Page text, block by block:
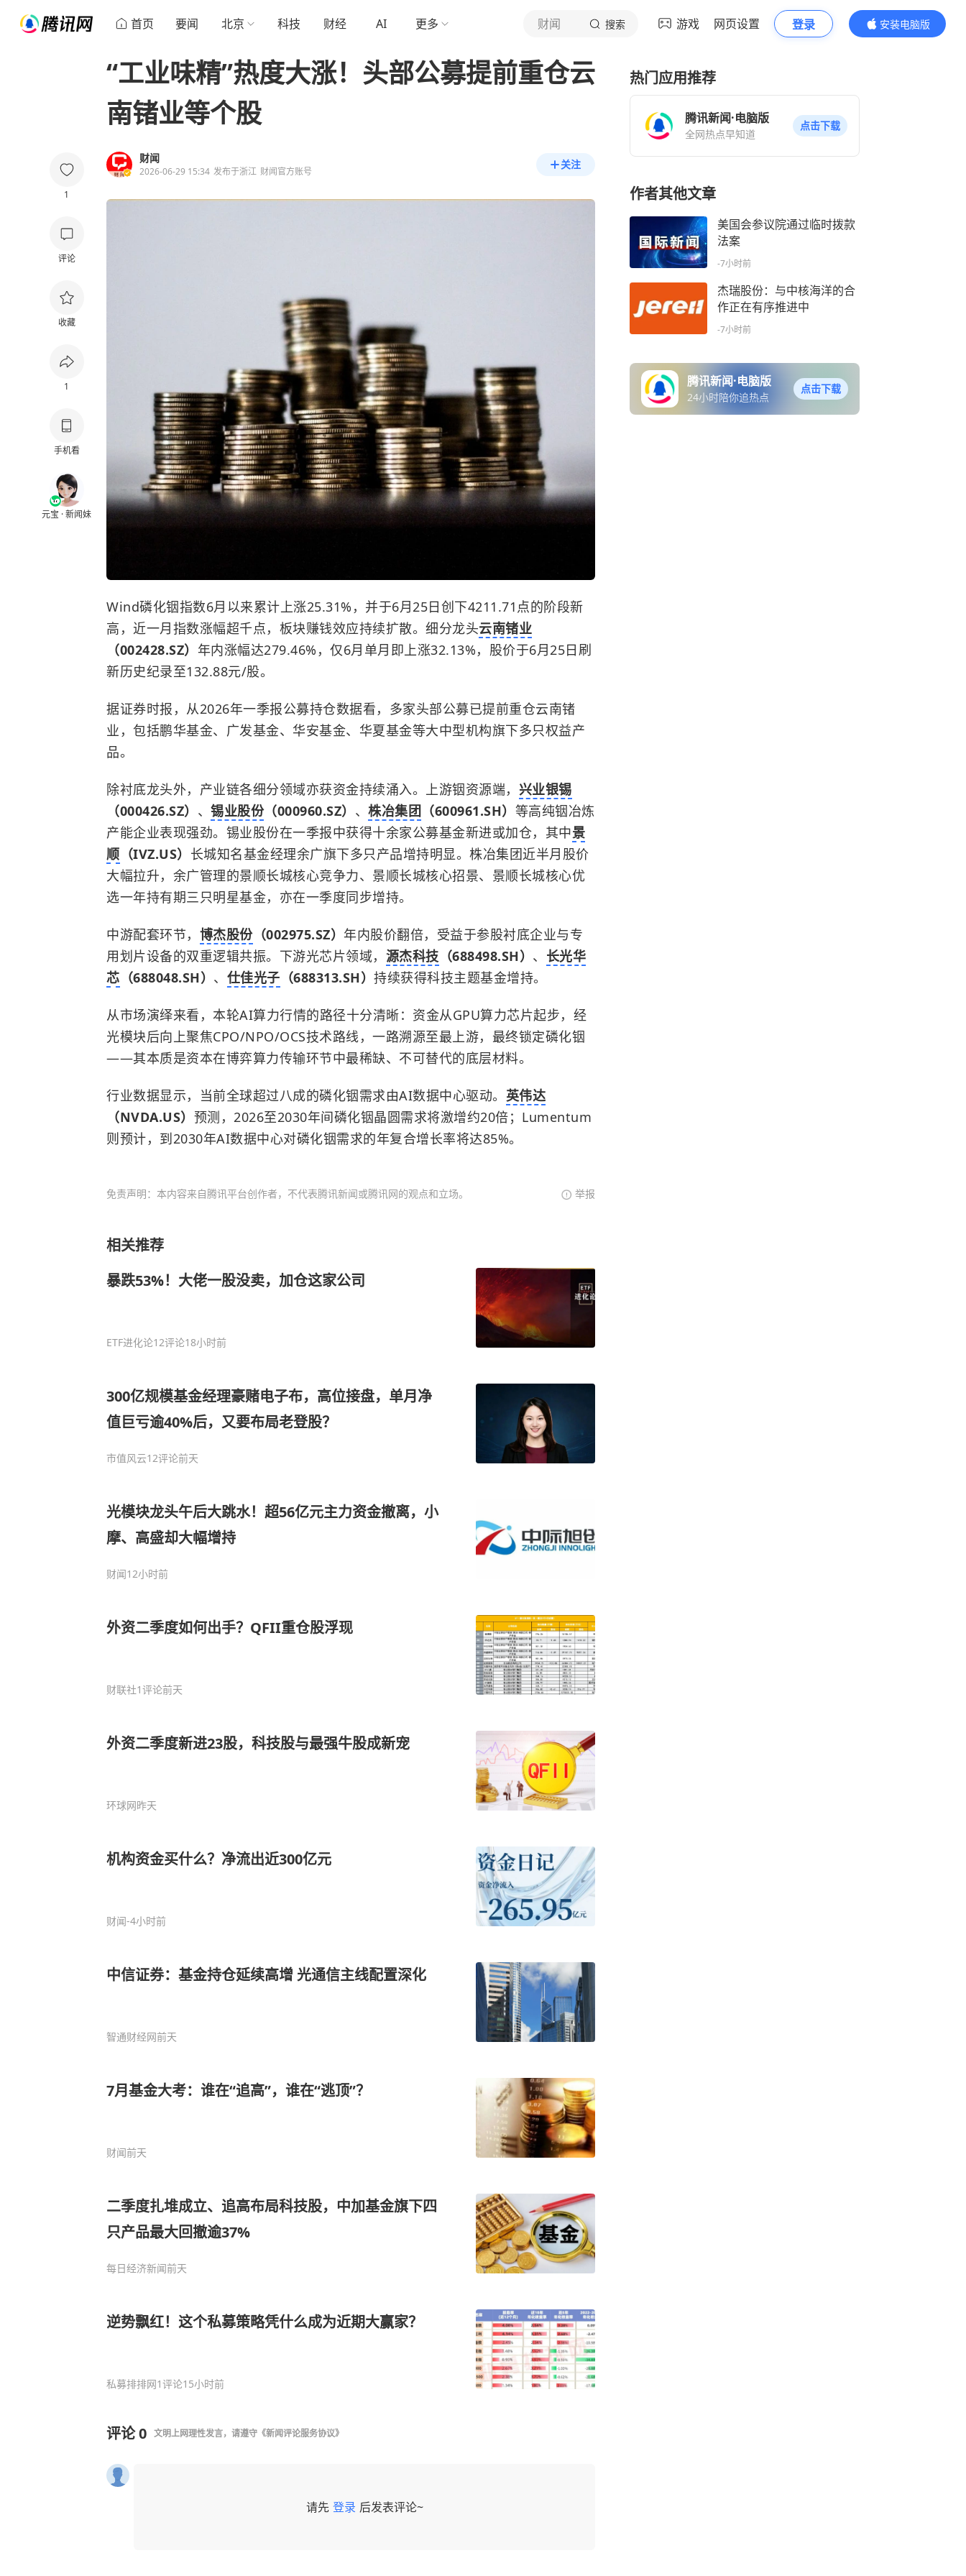
首页 要闻 北京 科技 财经 AI 更多 财闻 搜索 游戏 网页设置 登录
安装电脑版
内容更精彩
1
评论
收藏
1
手机看
元宝 · 新闻妹
“工业味精”热度大涨！头部公募提前重仓云
南锗业等个股
财闻
2026-06-29 15:34 发布于浙江 财闻官方账号
关注
Wind磷化铟指数6月以来累计上涨25.31%，并于6月25日创下4211.71点的阶段新
高，近一月指数涨幅超千点，板块赚钱效应持续扩散。细分龙头云南锗业
（002428.SZ） 年内涨幅达279.46%，仅6月单月即上涨32.13%，股价于6月25日刷
新历史纪录至132.88元/股。
据证券时报，从2026年一季报公募持仓数据看，多家头部公募已提前重仓云南锗
业，包括鹏华基金、广发基金、华安基金、华夏基金等大中型机构旗下多只权益产
品。
除衬底龙头外，产业链各细分领域亦获资金持续涌入。上游铟资源端， 兴业银锡
（000426.SZ） 、 锡业股份（000960.SZ） 、 株冶集团 （600961.SH） 等高纯铟冶炼
产能企业表现强劲。锡业股份在一季报中获得十余家公募基金新进或加仓，其中景
顺 （IVZ.US） 长城知名基金经理余广旗下多只产品增持明显。株冶集团近半月股价
大幅拉升，余广管理的景顺长城核心竞争力、景顺长城核心招景、景顺长城核心优
选一年持有期三只明星基金，亦在一季度同步增持。
中游配套环节， 博杰股份（002975.SZ） 年内股价翻倍，受益于参股衬底企业与专
用划片设备的双重逻辑共振。下游光芯片领域， 源杰科技 （688498.SH） 、 长光华
芯 （688048.SH） 、 仕佳光子 （688313.SH） 持续获得科技主题基金增持。
从市场演绎来看，本轮AI算力行情的路径十分清晰：资金从GPU算力芯片起步，经
光模块后向上聚焦CPO/NPO/OCS技术路线，一路溯源至最上游，最终锁定磷化铟
——其本质是资本在博弈算力传输环节中最稀缺、不可替代的底层材料。
行业数据显示，当前全球超过八成的磷化铟需求由AI数据中心驱动。 英伟达
（NVDA.US） 预测，2026至2030年间磷化铟晶圆需求将激增约20倍；Lumentum
则预计，到2030年AI数据中心对磷化铟需求的年复合增长率将达85%。
免责声明：本内容来自腾讯平台创作者，不代表腾讯新闻或腾讯网的观点和立场。 举报
相关推荐
暴跌53%！大佬一股没卖，加仓这家公司
ETF进化论12评论18小时前
300亿规模基金经理豪赌电子布，高位接盘，单月净
值巨亏逾40%后，又要布局老登股？
市值风云12评论前天
光模块龙头午后大跳水！超56亿元主力资金撤离，小
摩、高盛却大幅增持
财闻12小时前
外资二季度如何出手？QFII重仓股浮现
财联社1评论前天
外资二季度新进23股，科技股与最强牛股成新宠
环球网昨天
机构资金买什么？净流出近300亿元
财闻-4小时前
中信证券：基金持仓延续高增 光通信主线配置深化
智通财经网前天
7月基金大考：谁在“追高”，谁在“逃顶”？
财闻前天
二季度扎堆成立、追高布局科技股，中加基金旗下四
只产品最大回撤逾37%
每日经济新闻前天
逆势飘红！这个私募策略凭什么成为近期大赢家？
私募排排网1评论15小时前
评论0 文明上网理性发言，请遵守 《新闻评论服务协议》
请先 登录 后发表评论~
热门应用推荐
腾讯新闻·电脑版
全网热点早知道
点击下载
作者其他文章
美国会参议院通过临时拨款
法案
-7小时前
杰瑞股份：与中核海洋的合
作正在有序推进中
-7小时前
腾讯新闻·电脑版
24小时陪你追热点
点击下载